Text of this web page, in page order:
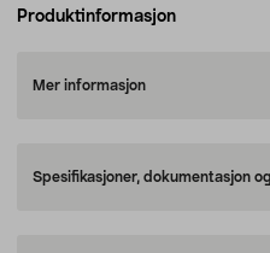
Produktinformasjon
Mer informasjon
Spesifikasjoner, dokumentasjon